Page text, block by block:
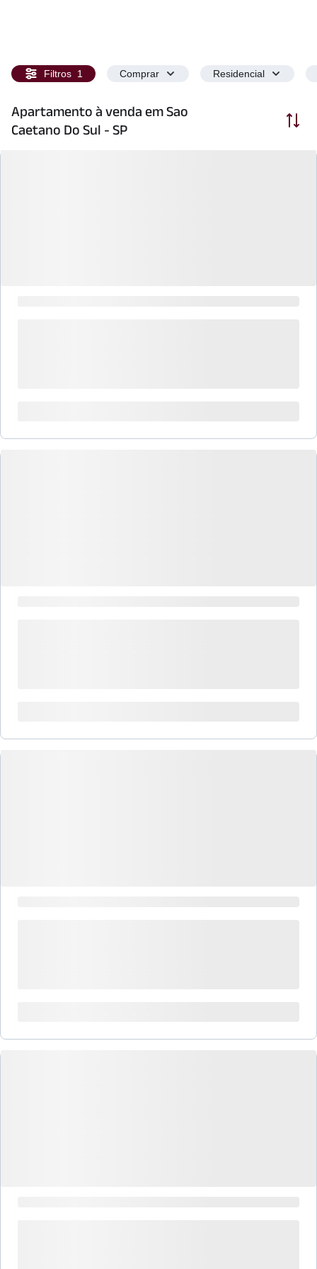
Filtros 1 Comprar Residencial
Apartamento à venda em Sao
Caetano Do Sul - SP
Ordenar